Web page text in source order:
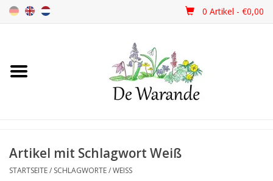
0 Artikel - €0,00
Startseite
Frühjahrsblüher
Artikel mit Schlagwort Weiß
STARTSEITE/ SCHLAGWORTE/WEISS